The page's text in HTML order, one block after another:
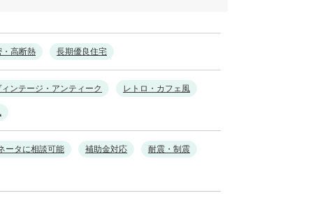
・高断熱 長期優良住宅
ンテージ・アンティーク レトロ・カフェ風
ータに相談可能 補助金対応 耐震・制震